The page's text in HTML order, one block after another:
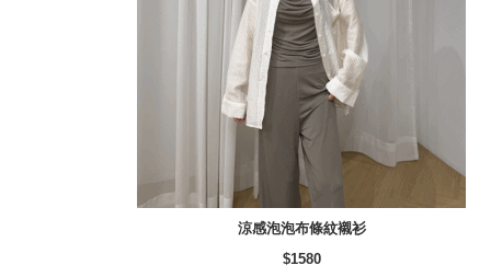
涼感泡泡布條紋襯衫
$1580